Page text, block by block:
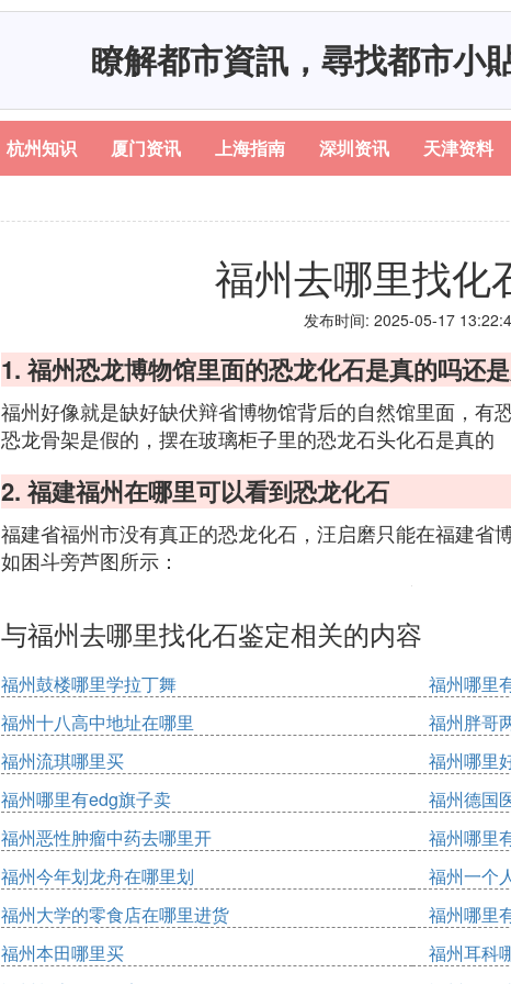
瞭解都市資訊，尋找都市小
杭州知识 厦门资讯 上海指南 深圳资讯 天津资料
福州去哪里找化
发布时间: 2025-05-17
1. 福州恐龙博物馆里面的恐龙化石是真的吗还
福州好像就是缺好缺伏辩省博物馆背后的自然馆里面，有
恐龙骨架是假的，摆在玻璃柜子里的恐龙石头化石是真的
2. 福建福州在哪里可以看到恐龙化石
福建省福州市没有真正的恐龙化石，汪启磨只能在福建省
如困斗旁芦图所示：
与福州去哪里找化石鉴定相关的内容
福州鼓楼哪里学拉丁舞
福州哪里
福州十八高中地址在哪里
福州胖哥
福州流琪哪里买
福州哪里
福州哪里有edg旗子卖
福州德国
福州恶性肿瘤中药去哪里开
福州哪里
福州今年划龙舟在哪里划
福州一个
福州大学的零食店在哪里进货
福州哪里
福州本田哪里买
福州耳科